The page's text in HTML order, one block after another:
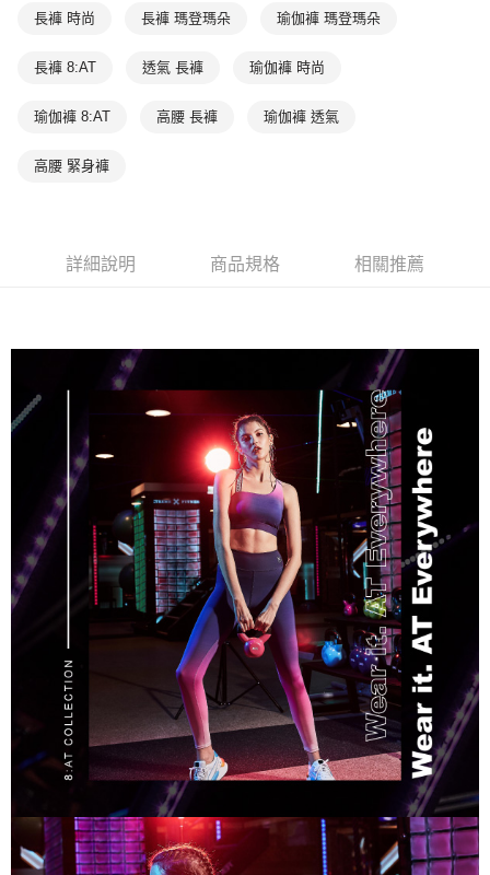
購買商品的店家。未經商家同意取消之訂單仍視為有效，需透過AFTEE先享
後付繳納相關費用。
是否繳費成功／繳費後需取消欲退款等相關疑問，請聯繫「AFTEE先享後付
【注意事項】
易，需依本服務之必要範圍內提供個人資料，並將交易相關給付款項請求債
「AFTEE先享後付」，若未經同意申辦者引起之損失，本公司不負相關責
５．嚴禁一人註冊多個帳號或使用他人資訊註冊。若發現惡意使用之情形，
恩沛科技股份有限公司將有權停止該用戶之使用額度並採取法律行動。
每筆NT$90，滿NT$1,000(含以上)免運費
每筆NT$90，滿NT$1,000(含以上)免運費
7-11取貨付款
每筆NT$150，滿NT$2,000(含以上)免運費
海外宅配 (訂單成立後，請主動於2天內與線上客服核對收
件資料，逾期未確認訂單將自動取消)
長褲 時尚 長褲 瑪登瑪朵 瑜伽褲 瑪登瑪朵
長褲 8:AT 透氣 長褲 瑜伽褲 時尚
瑜伽褲 8:AT 高腰 長褲 瑜伽褲 透氣
高腰 緊身褲
詳細說明 商品規格 相關推薦